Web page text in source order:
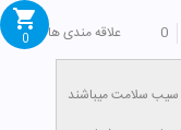
0
علاقه مندی ها
0